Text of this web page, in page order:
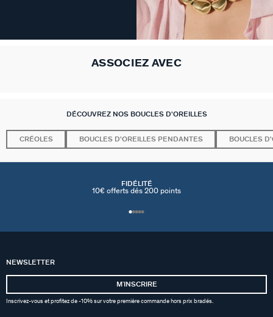
ASSOCIEZ AVEC
DÉCOUVREZ NOS BOUCLES D'OREILLES
CRÉOLES BOUCLES D'OREILLES PENDANTES BOUCLES
FIDÉLITÉ
10€ offerts dés 200 points
NEWSLETTER
MʼINSCRIRE
Inscrivez-vous et profitez de -10% sur votre première commande hors prix bradés.